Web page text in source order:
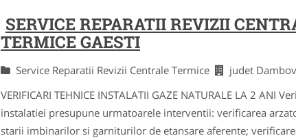
SERVICE REPARATII REVIZII
TERMICE GAESTI
Service Reparatii Revizii Centrale Termice judet
VERIFICARI TEHNICE INSTALATII GAZE NATURALE LA 2 ANI
instalatiei presupune urmatoarele interventii: verificarea
starii imbinarilor si garniturilor de etansare aferente;